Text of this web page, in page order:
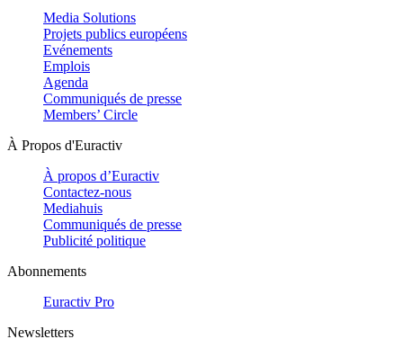
Media Solutions
Projets publics européens
Evénements
Emplois
Agenda
Communiqués de presse
Members’ Circle
À Propos d'Euractiv
À propos d’Euractiv
Contactez-nous
Mediahuis
Communiqués de presse
Publicité politique
Abonnements
Euractiv Pro
Newsletters